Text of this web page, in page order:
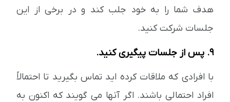
هدف شما را به خود جلب کند و در برخی از این
جلسات شرکت کنید.
9. پس از جلسات پیگیری کنید.
با افرادی که ملاقات کرده اید تماس بگیرید تا احتمالاً
افراد احتمالی باشند. اگر آنها می گویند که اکنون به